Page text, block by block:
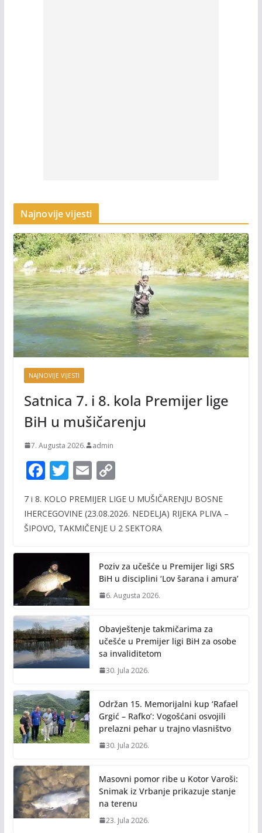
Najnovije vijesti
NAJNOVIJE VIJESTI
Satnica 7. i 8. kola Premijer lige
BiH u mušičarenju
7. Augusta 2026. admin
F
e
b
o
k
T
itt
er
E
ai
l
C
p
y
n
k
7 i 8. KOLO PREMIJER LIGE U MUŠIČARENJU BOSNE
IHERCEGOVINE (23.08.2026. NEDELJA) RIJEKA PLIVA –
ŠIPOVO, TAKMIČENJE U 2 SEKTORA
Poziv za učešće u Premijer ligi SRS
BiH u disciplini ‘Lov šarana i amura’
6. Augusta 2026.
Obavještenje takmičarima za
učešće u Premijer ligi BiH za osobe
sa invaliditetom
30. Jula 2026.
Održan 15. Memorijalni kup ‘Rafael
Grgić – Rafko’: Vogošćani osvojili
prelazni pehar u trajno vlasništvo
30. Jula 2026.
Masovni pomor ribe u Kotor Varoši:
Snimak iz Vrbanje prikazuje stanje
na terenu
23. Jula 2026.